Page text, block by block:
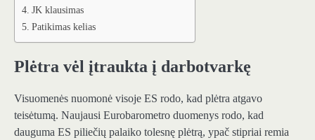
JK klausimas
Patikimas kelias
Plėtra vėl įtraukta į darbotvarkę
Visuomenės nuomonė visoje ES rodo, kad plėtra atgavo
teisėtumą. Naujausi Eurobarometro duomenys rodo, kad
dauguma ES piliečių palaiko tolesnę plėtrą, ypač stipriai remia